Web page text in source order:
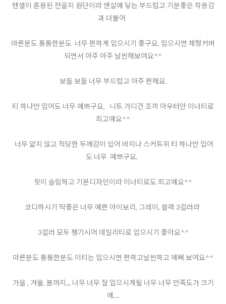
텐셀이 혼용된 잔골지 원단이라 맨살에 닿는 부드럽고 기분좋은 착용감
과 더불어
마른분도 통통한분도 너무 편하게 입으시기 좋구요, 입으시면 체형커버
되면서 아주 아주 날씬해보여요^^
보들 보들 너무 부드럽고 아주 편해요.
티 하나만 입어도 너무 예쁘구요, 니트 가디건 조끼 아우터안 이너티로
최고예요^^
너무 얇지 않고 적당한 두께감이 있어 바지나 스커트위 티 하나만 입어
도 너무 예쁘구요,
핏이 슬림하고 기본디자인이라 이너티로도 최고예요^^
코디하시기 딱좋은 너무 예쁜 아이보리, 그레이, 블랙 3컬러라
3컬러 모두 챙기시어 데일리티로 입으시기 좋아요^^
마른분도 통통한분도 이티는 입으시면 편하고날씬하고 예뻐 보여요^^
가을 , 겨울, 봄까지,,, 너무 너무 잘 입으시게될 너무 너무 만족도가 크기
에....